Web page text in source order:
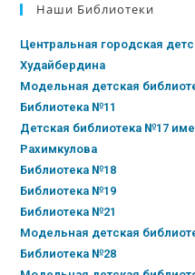
Наши Библиотеки
Центральная городская
Худайбердина
Модельная детская
Библиотека №11
Детская библиотека №17
Рахимкулова
Библиотека №18
Библиотека №19
Библиотека №21
Модельная детская
Библиотека №28